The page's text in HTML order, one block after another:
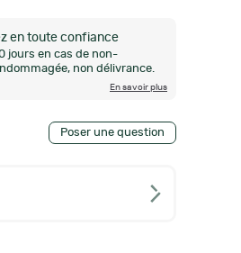
en toute confiance
jours en cas de non-
non délivrance.
En savoir plus
Poser une question